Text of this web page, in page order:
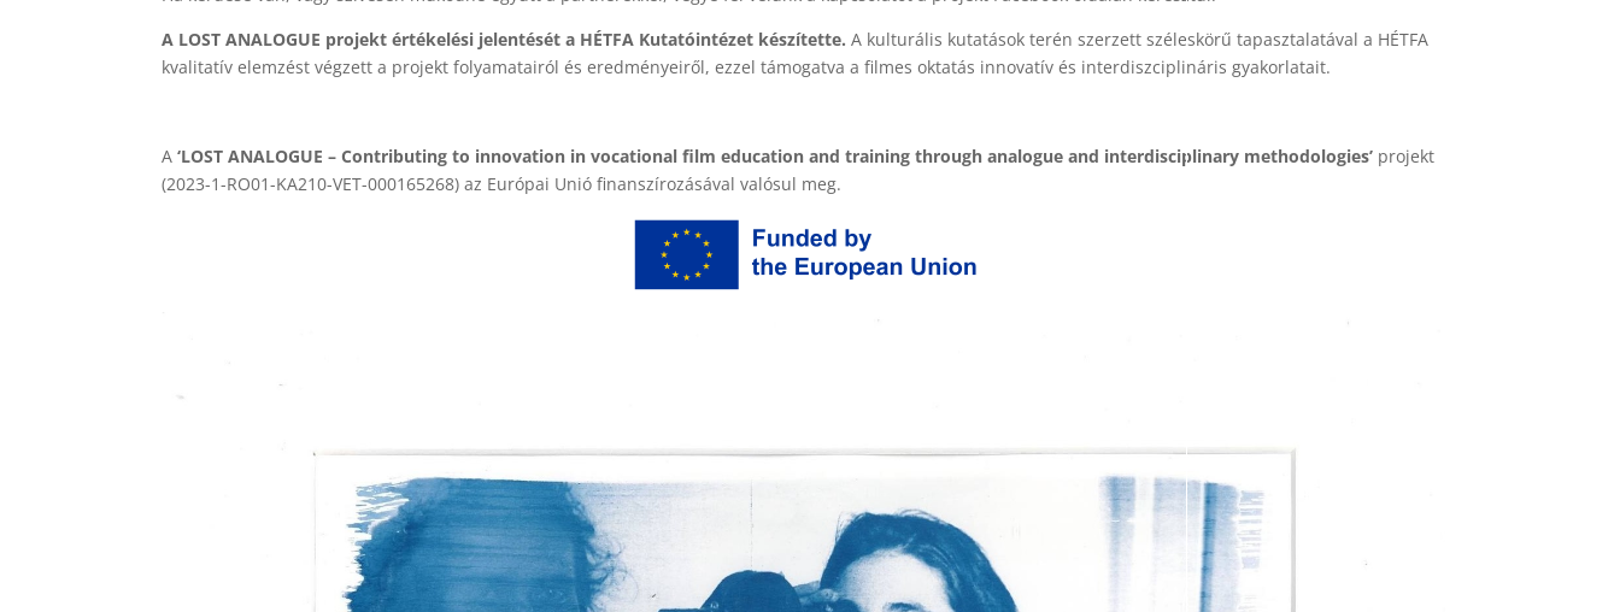
A LOST ANALOGUE projekt értékelési jelentését a HÉTFA Kutatóintézet készítette. A kulturális kutatások terén szerzett széleskörű tapasztalatával a HÉTFA
kvalitatív elemzést végzett a projekt folyamatairól és eredményeiről, ezzel támogatva a filmes oktatás innovatív és interdiszciplináris gyakorlatait.
A‘LOST ANALOGUE – Contributing to innovation in vocational film education and training through analogue and interdisciplinary methodologies’ projekt
(2023-1-RO01-KA210-VET-000165268) az Európai Unió finanszírozásával valósul meg.